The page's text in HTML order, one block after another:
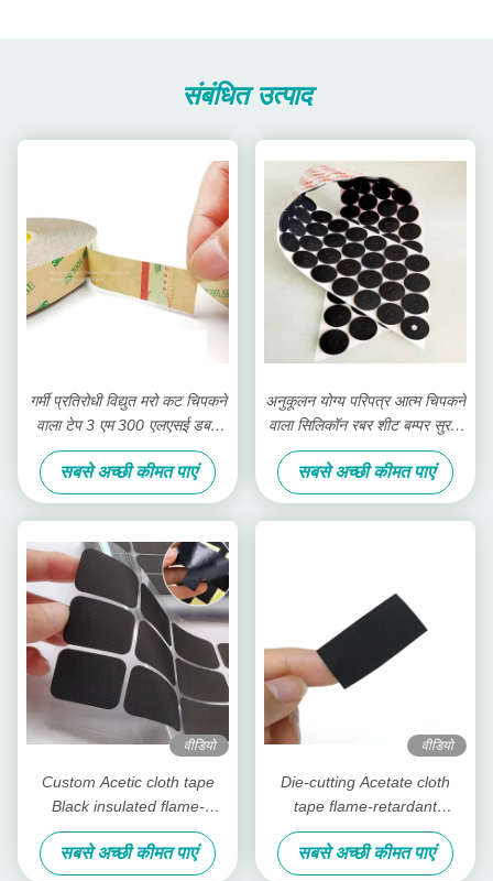
संबंधित उत्पाद
गर्मी प्रतिरोधी विद्युत मरो कट चिपकने
वाला टेप 3 एम 300 एलएसई डबल
पक्षीय पीईटी चिपकने वाला टेप:
सबसे अच्छी कीमत पाएं
अनुकूलन योग्य परिपत्र आत्म चिपकने
वाला सिलिकॉन रबर शीट बम्पर सुरक्षा
पैड
सबसे अच्छी कीमत पाएं
वीडियो
Custom Acetic cloth tape
Black insulated flame-
retardant tape for telephone
LCD repair
सबसे अच्छी कीमत पाएं
वीडियो
Die-cutting Acetate cloth
tape flame-retardant
insulating material, for cable
bundling
सबसे अच्छी कीमत पाएं